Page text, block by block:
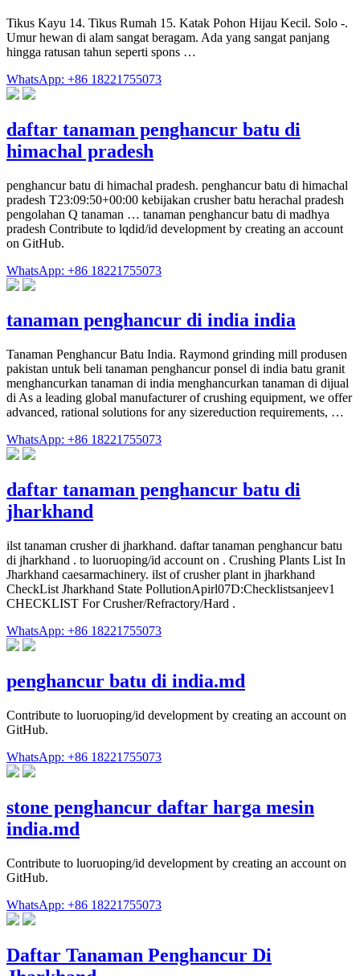
Tikus Kayu 14. Tikus Rumah 15. Katak Pohon Hijau Kecil. Solo -.
Umur hewan di alam sangat beragam. Ada yang sangat panjang
hingga ratusan tahun seperti spons …
WhatsApp: +86 18221755073
daftar tanaman penghancur batu di
himachal pradesh
penghancur batu di himachal pradesh. penghancur batu di himachal
pradesh T23:09:50+00:00 kebijakan crusher batu herachal pradesh
pengolahan Q tanaman … tanaman penghancur batu di madhya
pradesh Contribute to lqdid/id development by creating an account
on GitHub.
WhatsApp: +86 18221755073
tanaman penghancur di india india
Tanaman Penghancur Batu India. Raymond grinding mill produsen
pakistan untuk beli tanaman penghancur ponsel di india batu granit
menghancurkan tanaman di india menghancurkan tanaman di dijual
di As a leading global manufacturer of crushing equipment, we offer
advanced, rational solutions for any sizereduction requirements, …
WhatsApp: +86 18221755073
daftar tanaman penghancur batu di
jharkhand
ilst tanaman crusher di jharkhand. daftar tanaman penghancur batu
di jharkhand . to luoruoping/id account on . Crushing Plants List In
Jharkhand caesarmachinery. ilst of crusher plant in jharkhand
CheckList Jharkhand State PollutionApirl07D:Checklistsanjeev1
CHECKLIST For Crusher/Refractory/Hard .
WhatsApp: +86 18221755073
penghancur batu di india.md
Contribute to luoruoping/id development by creating an account on
GitHub.
WhatsApp: +86 18221755073
stone penghancur daftar harga mesin
india.md
Contribute to luoruoping/id development by creating an account on
GitHub.
WhatsApp: +86 18221755073
Daftar Tanaman Penghancur Di